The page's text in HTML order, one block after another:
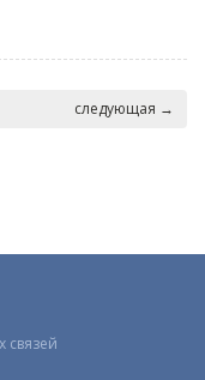
следующая →
связей